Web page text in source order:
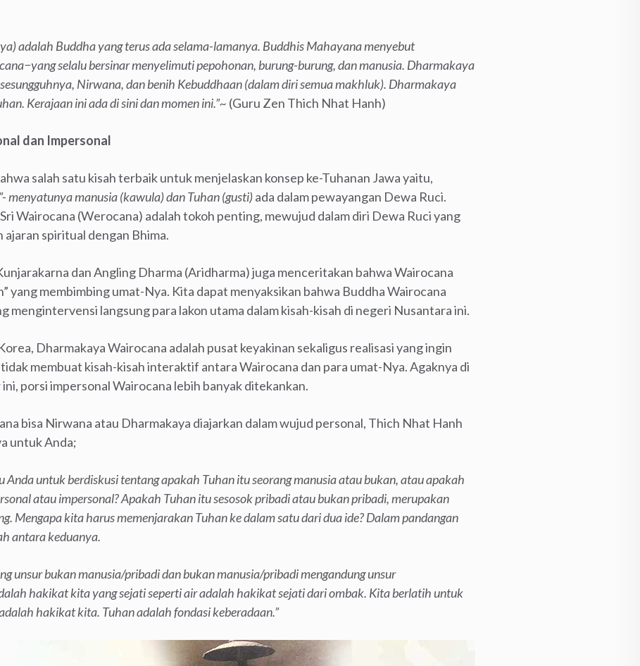
adalah Buddha yang terus ada selama-lamanya. Buddhis Mahayana menyebut
selalu bersinar menyelimuti pepohonan, burung-burung, dan manusia. Dharmakaya
Nirwana, dan benih Kebuddhaan (dalam diri semua makhluk). Dharmakaya
Kerajaan ini ada di sini dan momen ini.”~ (Guru Zen Thich Nhat Hanh)
dan Impersonal
salah satu kisah terbaik untuk menjelaskan konsep ke-Tuhanan Jawa yaitu,
menyatunya manusia (kawula) dan Tuhan (gusti)ada dalam pewayangan Dewa Ruci.
Wairocana (Werocana) adalah tokoh penting, mewujud dalam diri Dewa Ruci yang
spiritual dengan Bhima.
dan Angling Dharma (Aridharma) juga menceritakan bahwa Wairocana
yang membimbing umat-Nya. Kita dapat menyaksikan bahwa Buddha Wairocana
mengintervensi langsung para lakon utama dalam kisah-kisah di negeri Nusantara ini.
Dharmakaya Wairocana adalah pusat keyakinan sekaligus realisasi yang ingin
membuat kisah-kisah interaktif antara Wairocana dan para umat-Nya. Agaknya di
porsi impersonal Wairocana lebih banyak ditekankan.
bisa Nirwana atau Dharmakaya diajarkan dalam wujud personal, Thich Nhat Hanh
untuk Anda;
Anda untuk berdiskusi tentang apakah Tuhan itu seorang manusia atau bukan, atau apakah
atau impersonal? Apakah Tuhan itu sesosok pribadi atau bukan pribadi, merupakan
Mengapa kita harus memenjarakan Tuhan ke dalam satu dari dua ide? Dalam pandangan
antara keduanya.
unsur bukan manusia/pribadi dan bukan manusia/pribadi mengandung unsur
hakikat kita yang sejati seperti air adalah hakikat sejati dari ombak. Kita berlatih untuk
hakikat kita. Tuhan adalah fondasi keberadaan.”